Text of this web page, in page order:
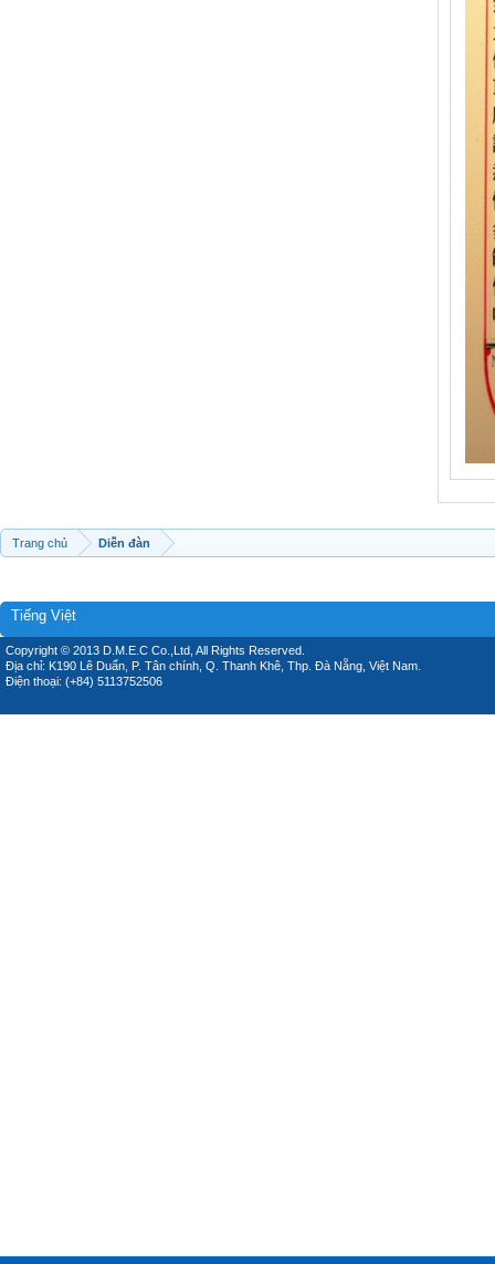
Trang chủ Diễn đàn
Tiếng Việt
Copyright © 2013 D.M.E.C Co.,Ltd, All Rights Reserved.
Địa chỉ: K190 Lê Duẩn, P. Tân chính, Q. Thanh Khê, Thp. Đà Nẵng, Việt Nam.
Điện thoại: (+84) 5113752506